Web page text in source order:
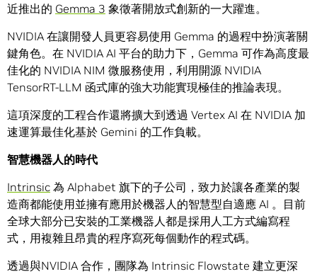
近推出的 Gemma 3 象徵著開放式創新的一大躍進。
NVIDIA 在讓開發人員更容易使用 Gemma 的過程中扮演著關
鍵角色。在 NVIDIA AI 平台的助力下，Gemma 可作為高度最
佳化的 NVIDIA NIM 微服務使用，利用開源 NVIDIA
TensorRT-LLM 函式庫的強大功能實現極佳的推論表現。
這項深度的工程合作還將擴大到透過 Vertex AI 在 NVIDIA 加
速運算最佳化基於 Gemini 的工作負載。
智慧機器人的時代
Intrinsic 為 Alphabet 旗下的子公司，致力於讓各產業的製
造商都能使用並擁有應用於機器人的智慧型自適應 AI 。目前
全球大部分已安裝的工業機器人都是採用人工方式編寫程
式，用複雜且昂貴的程序寫死每個動作的程式碼。
透過與NVIDIA 合作，團隊為 Intrinsic Flowstate 建立更深